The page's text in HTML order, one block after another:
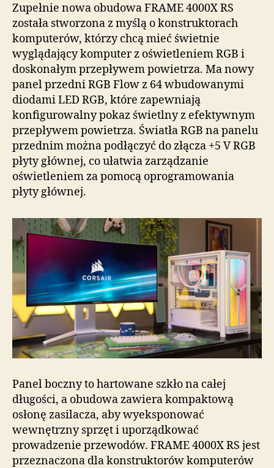
Zupełnie nowa obudowa FRAME 4000X RS
została stworzona z myślą o konstruktorach
komputerów, którzy chcą mieć świetnie
wyglądający komputer z oświetleniem RGB i
doskonałym przepływem powietrza. Ma nowy
panel przedni RGB Flow z 64 wbudowanymi
diodami LED RGB, które zapewniają
konfigurowalny pokaz świetlny z efektywnym
przepływem powietrza. Światła RGB na panelu
przednim można podłączyć do złącza +5 V RGB
płyty głównej, co ułatwia zarządzanie
oświetleniem za pomocą oprogramowania
płyty głównej.
Panel boczny to hartowane szkło na całej
długości, a obudowa zawiera kompaktową
osłonę zasilacza, aby wyeksponować
wewnętrzny sprzęt i uporządkować
prowadzenie przewodów. FRAME 4000X RS jest
przeznaczona dla konstruktorów komputerów